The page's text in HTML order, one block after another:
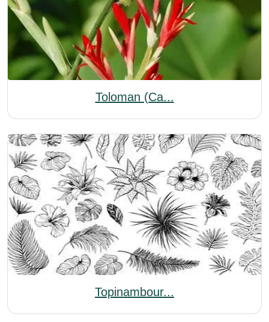
Toloman (Ca...
Topinambour...